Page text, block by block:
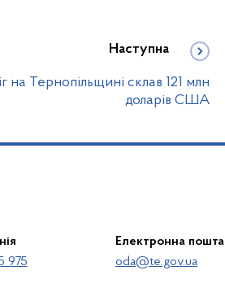
Наступна
на Тернопільщині склав 121 млн
доларів США
975
Електронна пошта
oda@te.gov.ua